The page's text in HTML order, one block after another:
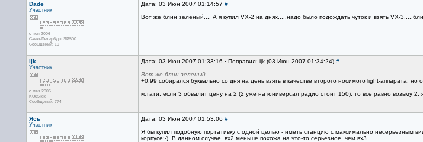
Dade
Участник
с ноя 2006
Санкт-Петербург SP500
Сообщений: 19
Дата: 03 Июн 2007 01:14:57 #
Вот же блин зеленый.... А я купил VX-2 на днях.....надо было подождать чуток и взять VX-
ijk
Участник
с мая 2005
KO85RR
Сообщений: 774
Дата: 03 Июн 2007 01:33:16 · Поправил: ijk (03 Июн 2007 01:34:24) #
Вот же блин зеленый....
+0.99 собирался буквально со дня на день взять в качестве второго носимого light-аппарата, но
кстати, если 3 обвалит цену на 2 (2 уже на юниверсал радио стоит 150), то все равно возьму
Ясь
Участник
Дата: 03 Июн 2007 01:53:06 #
Я бы купил подобную портативку с одной целью - иметь станцию с максимально несерьезным
корпусе:-). В данном случае, вх2 меньше похожа на что-то серьезное, чем вх3.